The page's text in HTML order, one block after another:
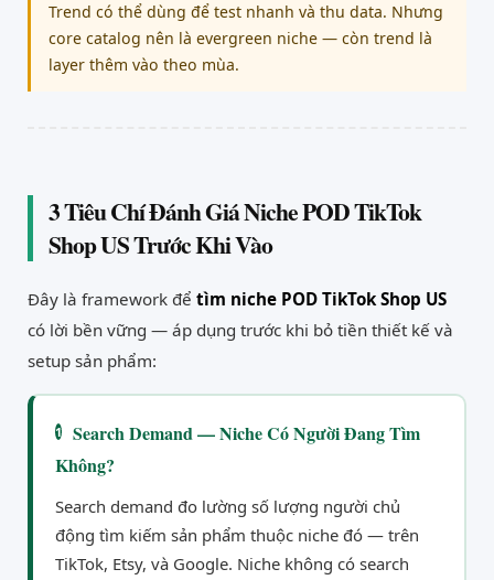
Trend có thể dùng để test nhanh và thu data. Nhưng
core catalog nên là evergreen niche — còn trend là
layer thêm vào theo mùa.
3 Tiêu Chí Đánh Giá Niche POD TikTok
Shop US Trước Khi Vào
Đây là framework để tìm niche POD TikTok Shop US
có lời bền vững — áp dụng trước khi bỏ tiền thiết kế và
setup sản phẩm:
1
Search Demand — Niche Có Người Đang Tìm
Không?
Search demand đo lường số lượng người chủ
động tìm kiếm sản phẩm thuộc niche đó — trên
TikTok, Etsy, và Google. Niche không có search